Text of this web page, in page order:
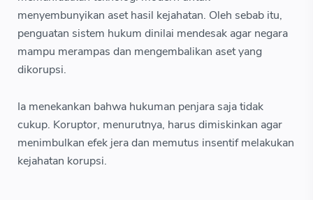
menyembunyikan aset hasil kejahatan. Oleh sebab itu,
penguatan sistem hukum dinilai mendesak agar negara
mampu merampas dan mengembalikan aset yang
dikorupsi.
Ia menekankan bahwa hukuman penjara saja tidak
cukup. Koruptor, menurutnya, harus dimiskinkan agar
menimbulkan efek jera dan memutus insentif melakukan
kejahatan korupsi.